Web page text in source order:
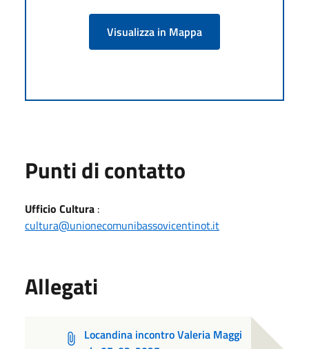
Visualizza in Mappa
Punti di contatto
Ufficio Cultura :
cultura@unionecomunibassovicentinot.it
Allegati
Locandina incontro Valeria Maggi